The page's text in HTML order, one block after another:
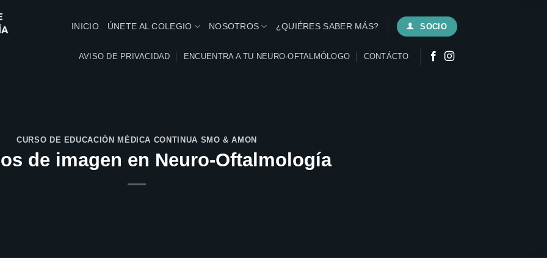
INICIO ÚNETE AL COLEGIO NOSOTROS ¿QUIÉRES SABER MÁS? SOCIO
AVISO DE PRIVACIDAD ENCUENTRA A TU NEURO-OFTALMÓLOGO CONTÁCTO
CURSO DE EDUCACIÓN MÉDICA CONTINUA SMO & AMON
de imagen en Neuro-Oftalmología